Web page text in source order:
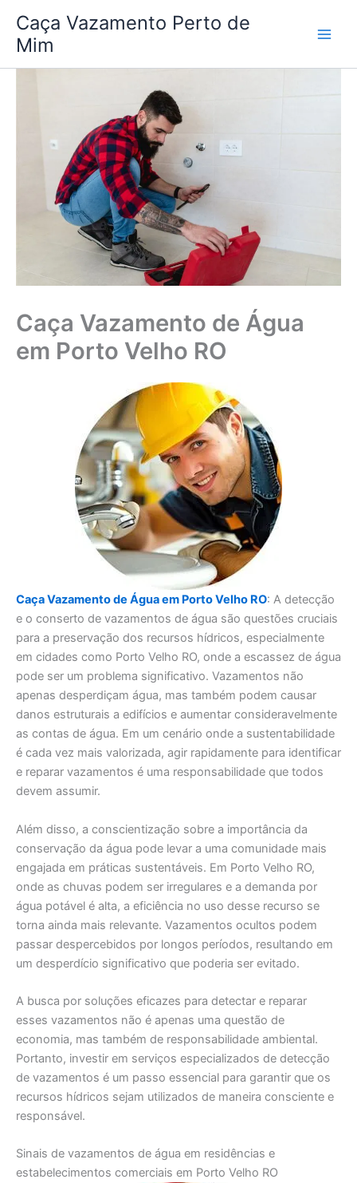
para
conteúdo
Caça Vazamento Perto de
Mim
Caça Vazamento de Água
em Porto Velho RO
Caça Vazamento de Água em Porto Velho RO: A detecção
e o conserto de vazamentos de água são questões cruciais
para a preservação dos recursos hídricos, especialmente
em cidades como Porto Velho RO, onde a escassez de água
pode ser um problema significativo. Vazamentos não
apenas desperdiçam água, mas também podem causar
danos estruturais a edifícios e aumentar consideravelmente
as contas de água. Em um cenário onde a sustentabilidade
é cada vez mais valorizada, agir rapidamente para identificar
e reparar vazamentos é uma responsabilidade que todos
devem assumir.
Além disso, a conscientização sobre a importância da
conservação da água pode levar a uma comunidade mais
engajada em práticas sustentáveis. Em Porto Velho RO,
onde as chuvas podem ser irregulares e a demanda por
água potável é alta, a eficiência no uso desse recurso se
torna ainda mais relevante. Vazamentos ocultos podem
passar despercebidos por longos períodos, resultando em
um desperdício significativo que poderia ser evitado.
A busca por soluções eficazes para detectar e reparar
esses vazamentos não é apenas uma questão de
economia, mas também de responsabilidade ambiental.
Portanto, investir em serviços especializados de detecção
de vazamentos é um passo essencial para garantir que os
recursos hídricos sejam utilizados de maneira consciente e
responsável.
Sinais de vazamentos de água em residências e
estabelecimentos comerciais em Porto Velho RO